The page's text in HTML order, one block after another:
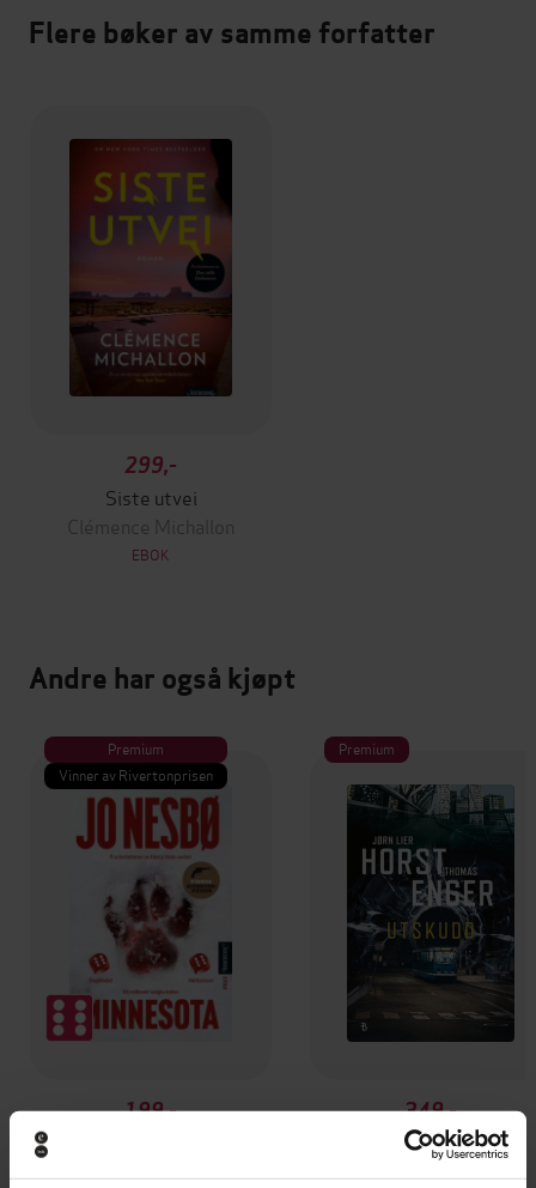
Flere bøker av samme forfatter
299,-
Siste utvei
Clémence Michallon
EBOK
Andre har også kjøpt
Premium
Vinner av Rivertonprisen
199,-
Premium
349,-
Utskudd